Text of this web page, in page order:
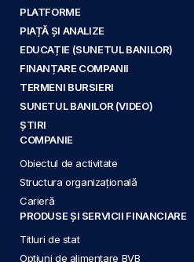
PLATFORME
PIAȚĂ ȘI ANALIZE
EDUCAȚIE (SUNETUL BANILOR)
FINANȚARE COMPANII
TERMENI BURSIERI
SUNETUL BANILOR (VIDEO)
ȘTIRI
COMPANIE
Obiectul de activitate
Structura organizațională
Carieră
PRODUSE ȘI SERVICII FINANCIARE
Titluri de stat
Opțiuni de alimentare BVB